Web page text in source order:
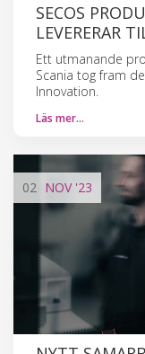
SECOS
LEVERERAR
Ett utmanande
Scania tog fram
Innovation.
Läs mer…
02 NOV'23